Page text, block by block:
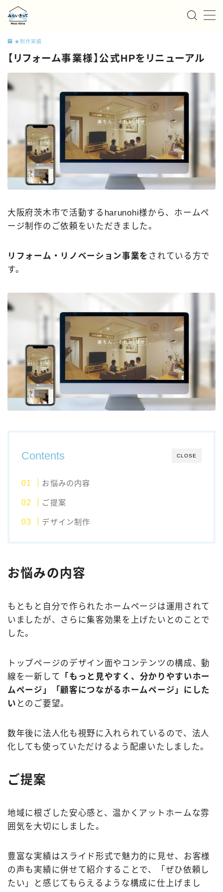
MENU
サービス
お知らせ/ニュース
事例紹介
採用情報
お問い合わせ
★制作実績
【リフォーム事業様】公式HPをリニューアル
大阪府茨木市で活動するharunohi様から、ホームペ
ージ制作のご依頼をいただきました。
リフォーム・リノベーション事業を されている方で
す。
CLOSE
Contents
お悩みの内容
ご提案
デザイン制作
お悩みの内容
もともと自分で作られたホームページは運用されて
いましたが、さらに集客効果を上げたいとのことで
した。
トップページのデザイン面やコンテンツの構成、動
線を一新して
「もっと見やすく、分かりやすいホー
ムページ」「顧客につながるホームページ」にした
い とのご要望。
数年後に法人化も視野に入れられているので、法人
化しても使っていただけるよう配慮いたしました。
ご提案
地域に根ざした安心感と、温かくアットホームな雰
囲気を大切にしました。
豊富な実績はスライド形式で魅力的に見せ、お客様
の声も実績に併せて紹介することで、「ぜひ依頼し
たい」と感じてもらえるような構成に仕上げまし